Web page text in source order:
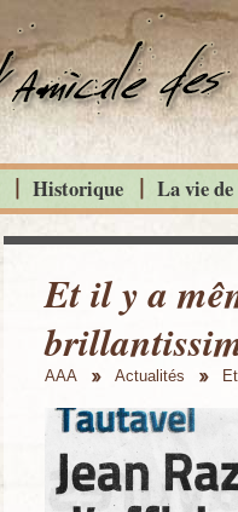
Et il y a
AAA Actualités
Historique La vie